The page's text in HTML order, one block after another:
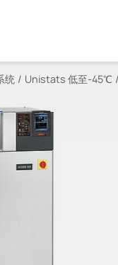
统 Unistats 低至-45℃